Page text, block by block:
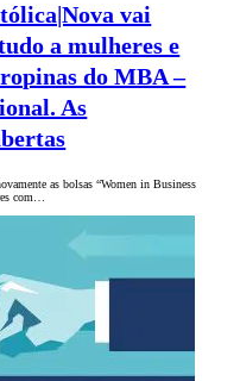
vai
a mulheres e
do MBA –
As
as bolsas “Women in Business
com…